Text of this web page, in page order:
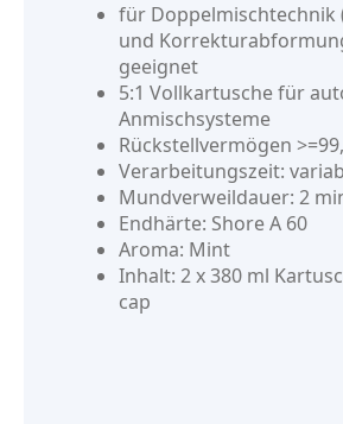
für Doppelmischtechnik
und
geeignet
5:1 Vollkartusche für
Anmischsysteme
Rückstellvermögen
Verarbeitungszeit:
Mundverweildauer: 2
Endhärte: Shore A 60
Aroma: Mint
Inhalt: 2 x 380 ml
cap